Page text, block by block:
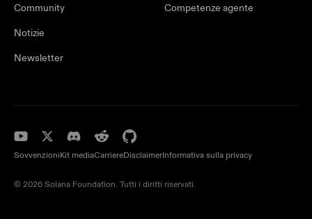
Community
Notizie
Newsletter
Competenze agente
SovvenzioniKit mediaCarriereDisclaimerInformativa sulla privacy
© 2026 Solana Foundation. Tutti i diritti riservati.